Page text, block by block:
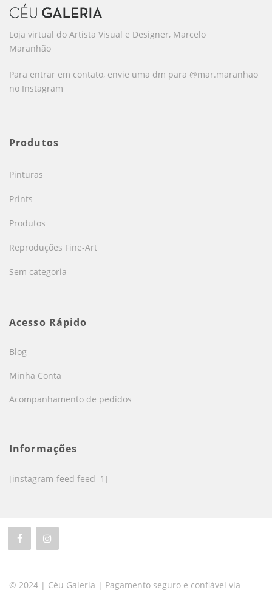
Loja virtual do Artista Visual e Designer, Marcelo
Maranhão
Para entrar em contato, envie uma dm para @mar.maranhao
no Instagram
Produtos
Pinturas
Prints
Produtos
Reproduções Fine-Art
Sem categoria
Acesso Rápido
Blog
Minha Conta
Acompanhamento de pedidos
Informações
[instagram-feed feed=1]
© 2024 | Céu Galeria | Pagamento seguro e confiável via